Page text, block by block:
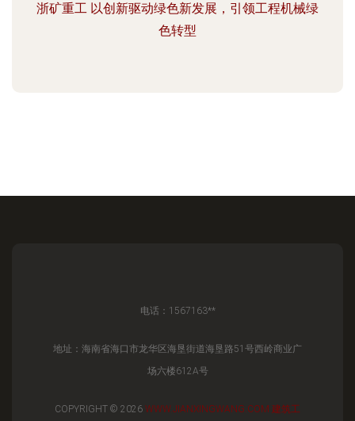
浙矿重工 以创新驱动绿色新发展，引领工程机械绿
色转型
电话：1567163**
地址：海南省海口市龙华区海垦街道海垦路51号西岭商业广
场六楼612A号
COPYRIGHT © 2026 WWW.JIANXINGWANG.COM 建筑工